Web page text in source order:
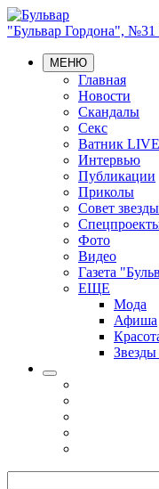
"Бульвар Гордона",
МЕНЮ
Главная
Новости
Скандалы
Секс
Ватник LIVE
Интервью
Публикации
Приколы
Совет звезды
Фото
Видео
Газета
ЕЩЕ
Мода
Афиша
Звезды